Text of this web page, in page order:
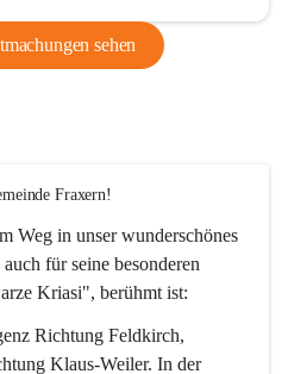
sehen
Fraxern!
Weg in unser wunderschönes
für seine besonderen
Kriasi", berühmt ist:
Richtung Feldkirch,
Klaus-Weiler. In der